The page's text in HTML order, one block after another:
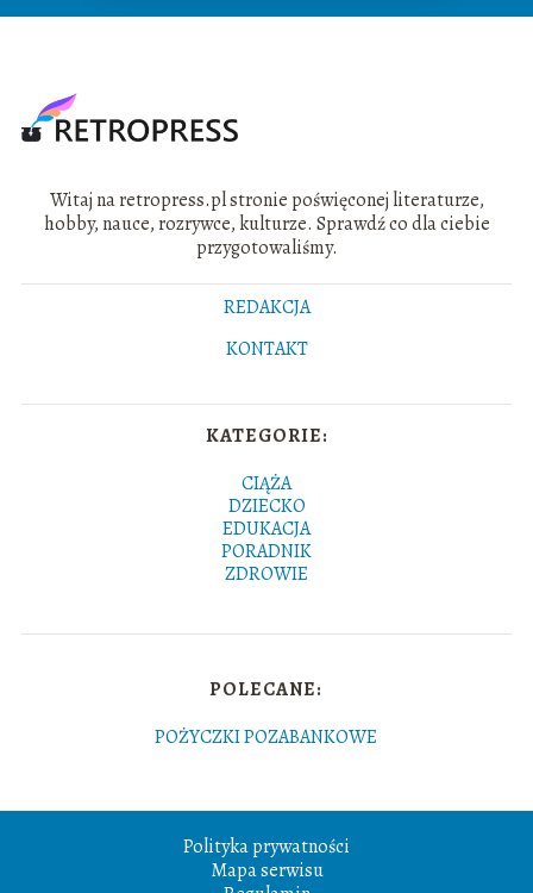
Witaj na retropress.pl stronie poświęconej literaturze,
hobby, nauce, rozrywce, kulturze. Sprawdź co dla ciebie
przygotowaliśmy.
REDAKCJA
KONTAKT
KATEGORIE:
CIĄŻA
DZIECKO
EDUKACJA
PORADNIK
ZDROWIE
POLECANE:
POŻYCZKI POZABANKOWE
Polityka prywatności
Mapa serwisu